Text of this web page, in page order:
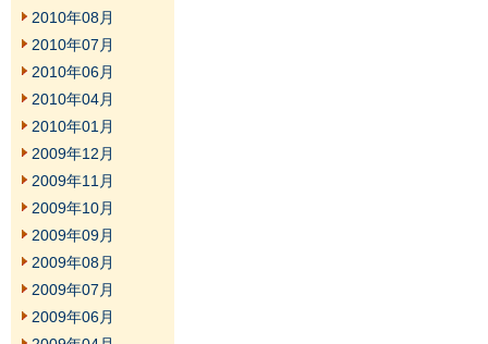
2010年08月
2010年07月
2010年06月
2010年04月
2010年01月
2009年12月
2009年11月
2009年10月
2009年09月
2009年08月
2009年07月
2009年06月